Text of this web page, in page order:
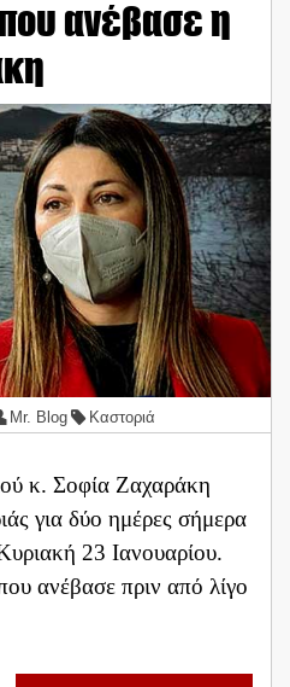
ανέβασε η
Mr. Blog Καστοριά
κ. Σοφία Ζαχαράκη
για δύο ημέρες σήμερα
23 Ιανουαρίου.
ανέβασε πριν από λίγο